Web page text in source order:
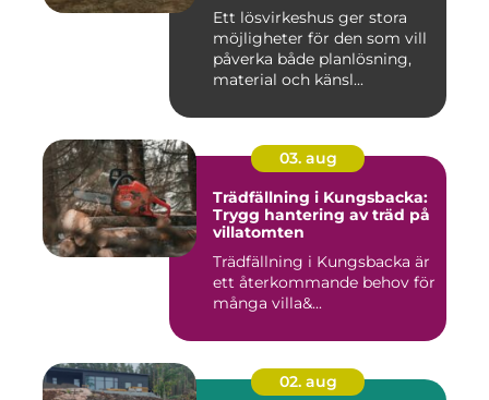
Ett lösvirkeshus ger stora
möjligheter för den som vill
påverka både planlösning,
material och känsl...
03. aug
Trädfällning i Kungsbacka:
Trygg hantering av träd på
villatomten
Trädfällning i Kungsbacka är
ett återkommande behov för
många villa&...
02. aug